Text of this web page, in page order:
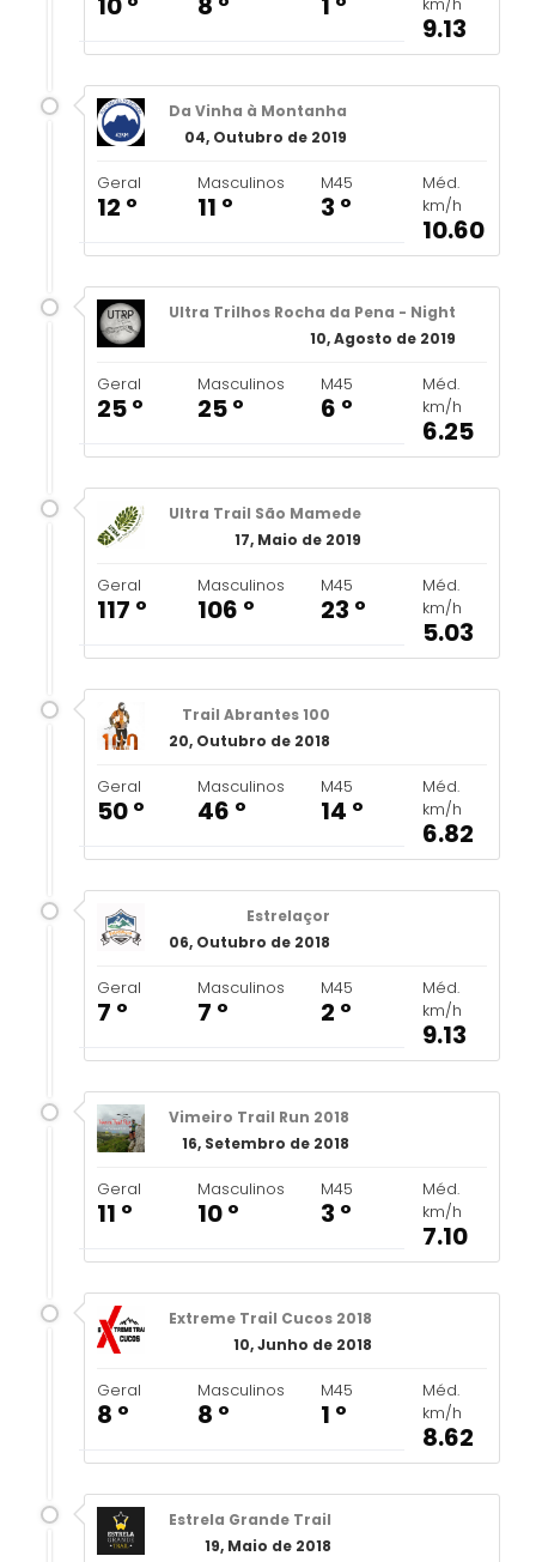
9.13
Da Vinha à Montanha
04, Outubro de 2019
Geral
12 º
Masculinos
11 º
M45
3 º
Méd.
km/h
10.60
Ultra Trilhos Rocha da Pena - Night
10, Agosto de 2019
Geral
25 º
Masculinos
25 º
M45
6 º
Méd.
km/h
6.25
Ultra Trail São Mamede
17, Maio de 2019
Geral
117 º
Masculinos
106 º
M45
23 º
Méd.
km/h
5.03
Trail Abrantes 100
20, Outubro de 2018
Geral
50 º
Masculinos
46 º
M45
14 º
Méd.
km/h
6.82
Estrelaçor
06, Outubro de 2018
Geral
7 º
Masculinos
7 º
M45
2 º
Méd.
km/h
9.13
Vimeiro Trail Run 2018
16, Setembro de 2018
Geral
11 º
Masculinos
10 º
M45
3 º
Méd.
km/h
7.10
Extreme Trail Cucos 2018
10, Junho de 2018
Geral
8 º
Masculinos
8 º
M45
1 º
Méd.
km/h
8.62
Estrela Grande Trail
19, Maio de 2018